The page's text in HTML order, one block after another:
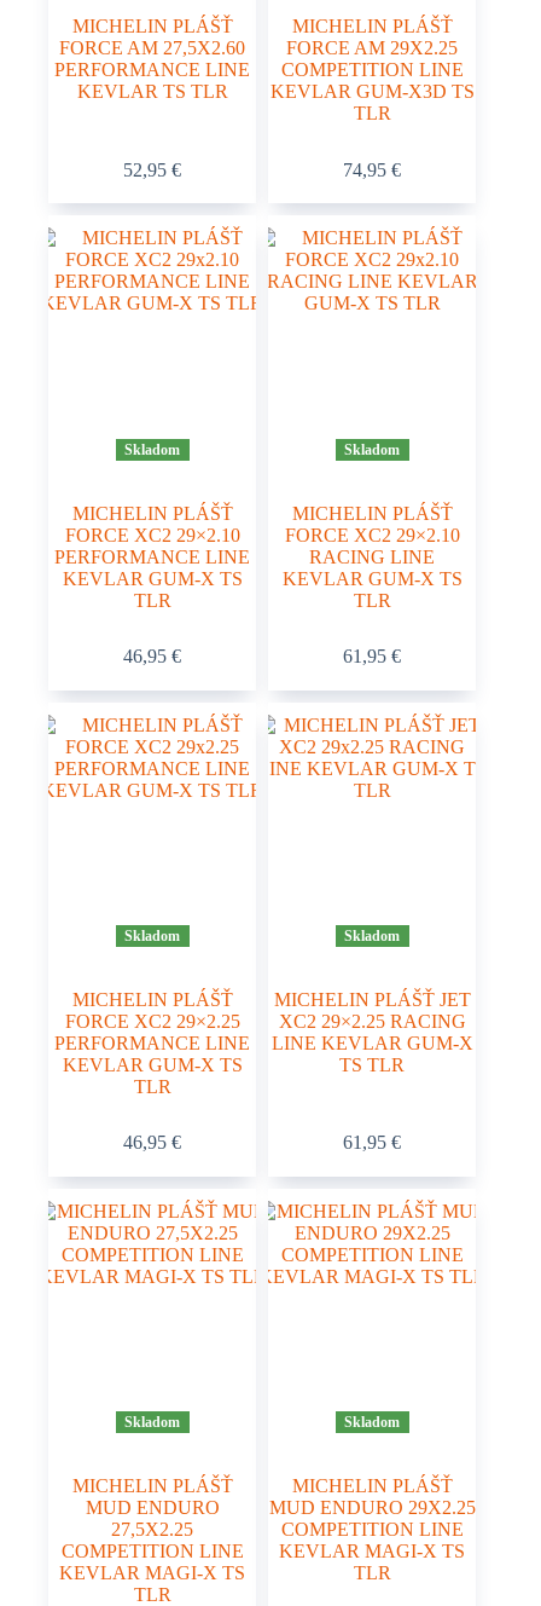
MICHELIN PLÁŠŤ
FORCE AM 27,5X2.60
PERFORMANCE LINE
KEVLAR TS TLR
52,95€
MICHELIN PLÁŠŤ
FORCE AM 29X2.25
COMPETITION LINE
KEVLAR GUM-X3D TS
TLR
74,95€
Skladom
MICHELIN PLÁŠŤ
FORCE XC2 29×2.10
PERFORMANCE LINE
KEVLAR GUM-X TS
TLR
46,95€
Skladom
MICHELIN PLÁŠŤ
FORCE XC2 29×2.10
RACING LINE
KEVLAR GUM-X TS
TLR
61,95€
Skladom
MICHELIN PLÁŠŤ
FORCE XC2 29×2.25
PERFORMANCE LINE
KEVLAR GUM-X TS
TLR
46,95€
Skladom
MICHELIN PLÁŠŤ JET
XC2 29×2.25 RACING
LINE KEVLAR GUM-X
TS TLR
61,95€
Skladom
MICHELIN PLÁŠŤ
MUD ENDURO
27,5X2.25
COMPETITION LINE
KEVLAR MAGI-X TS
TLR
Skladom
MICHELIN PLÁŠŤ
MUD ENDURO 29X2.25
COMPETITION LINE
KEVLAR MAGI-X TS
TLR